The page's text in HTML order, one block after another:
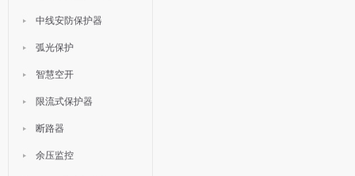
中线安防保护器
弧光保护
智慧空开
限流式保护器
断路器
余压监控